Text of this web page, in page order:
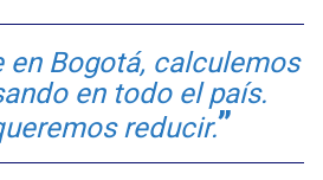
en Bogotá, calculemos
en todo el país.
reducir.